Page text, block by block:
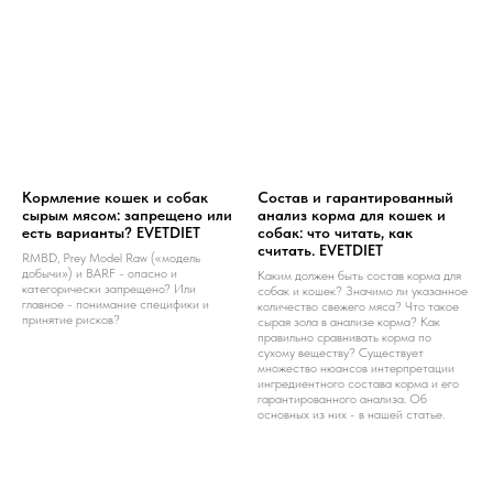
Кормление кошек и собак
сырым мясом: запрещено или
есть варианты? EVETDIET
RMBD, Prey Model Raw («модель
добычи») и BARF - опасно и
категорически запрещено? Или
главное - понимание специфики и
принятие рисков?
Состав и гарантированный
анализ корма для кошек и
собак: что читать, как
считать. EVETDIET
Каким должен быть состав корма для
собак и кошек? Значимо ли указанное
количество свежего мяса? Что такое
сырая зола в анализе корма? Как
правильно сравнивать корма по
сухому веществу? Существует
множество нюансов интерпретации
ингредиентного состава корма и его
гарантированного анализа. Об
основных из них - в нашей статье.